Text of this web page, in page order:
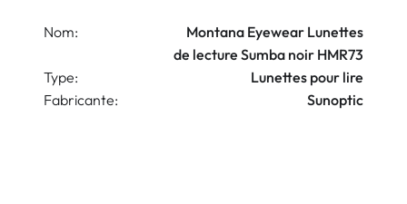
Nom:
Montana Eyewear Lunettes
de lecture Sumba noir HMR73
Type:
Lunettes pour lire
Fabricante:
Sunoptic